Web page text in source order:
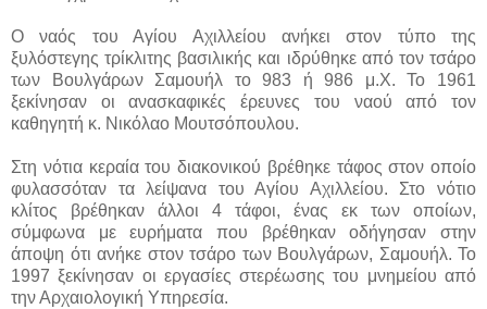
Ο ναός του Αγίου Αχιλλείου ανήκει στον τύπο της
ξυλόστεγης τρίκλιτης βασιλικής και ιδρύθηκε από τον τσάρο
των Βουλγάρων Σαμουήλ το 983 ή 986 μ.Χ. Το 1961
ξεκίνησαν οι ανασκαφικές έρευνες του ναού από τον
καθηγητή κ. Νικόλαο Μουτσόπουλου.
Στη νότια κεραία του διακονικού βρέθηκε τάφος στον οποίο
φυλασσόταν τα λείψανα του Αγίου Αχιλλείου. Στο νότιο
κλίτος βρέθηκαν άλλοι 4 τάφοι, ένας εκ των οποίων,
σύμφωνα με ευρήματα που βρέθηκαν οδήγησαν στην
άποψη ότι ανήκε στον τσάρο των Βουλγάρων, Σαμουήλ. Το
1997 ξεκίνησαν οι εργασίες στερέωσης του μνημείου από
την Αρχαιολογική Υπηρεσία.